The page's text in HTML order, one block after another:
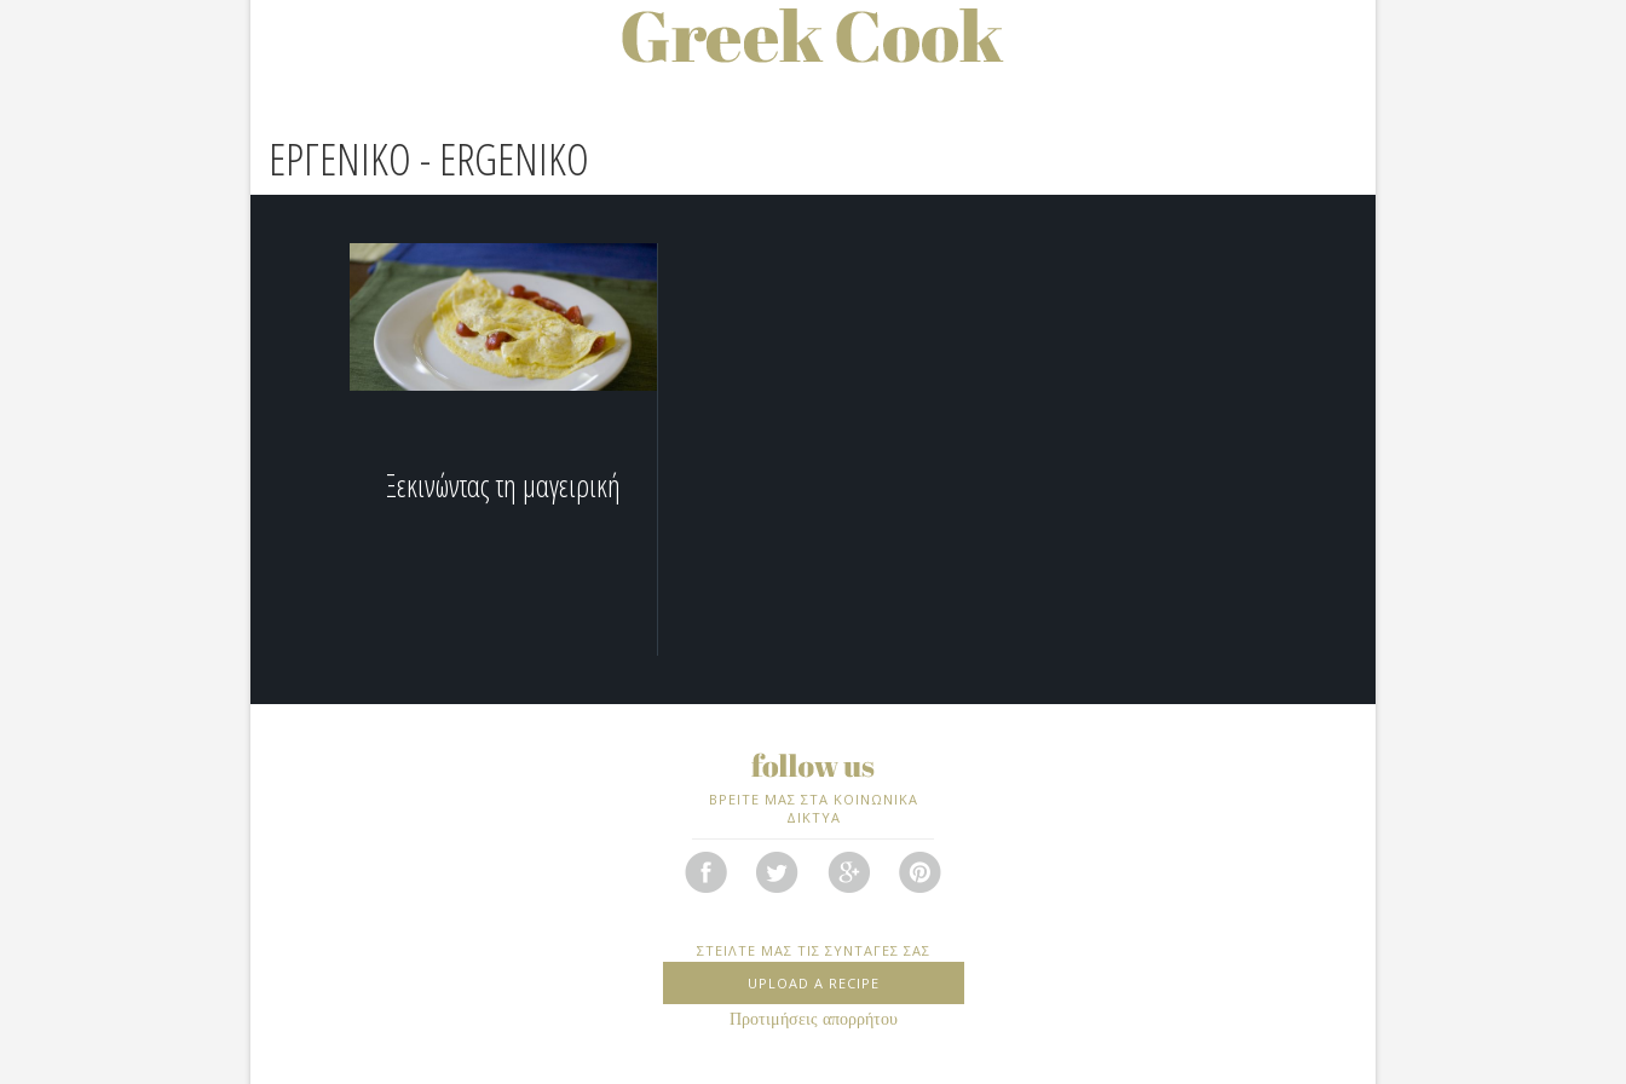
ΕΡΓΕΝΙΚΟ - ERGENIKO
Ξεκινώντας τη μαγειρική
ΒΡΕΙΤΕ ΜΑΣ ΣΤΑ ΚΟΙΝΩΝΙΚΑ
ΔΙΚΤΥΑ
ΣΤΕΙΛΤΕ ΜΑΣ ΤΙΣ ΣΥΝΤΑΓΕΣ ΣΑΣ
UPLOAD A RECIPE
Προτιμήσεις απορρήτου